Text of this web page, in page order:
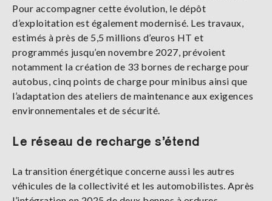
Pour accompagner cette évolution, le dépôt
d’exploitation est également modernisé. Les travaux,
estimés à près de 5,5 millions d’euros HT et
programmés jusqu’en novembre 2027, prévoient
notamment la création de 33 bornes de recharge pour
autobus, cinq points de charge pour minibus ainsi que
l’adaptation des ateliers de maintenance aux exigences
environnementales et de sécurité.
Le réseau de recharge s’étend
La transition énergétique concerne aussi les autres
véhicules de la collectivité et les automobilistes. Après